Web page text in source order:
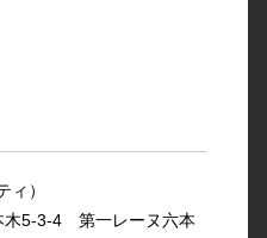
）
木5-3-4 第一レーヌ六本